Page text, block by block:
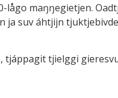
maŋŋegietjen.
suv áhtjijn
tjielggi